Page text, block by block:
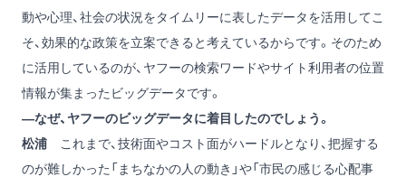
動や心理、社会の状況をタイムリーに表したデータを活用してこ
そ、効果的な政策を立案できると考えているからです。そのため
に活用しているのが、ヤフーの検索ワードやサイト利用者の位置
情報が集まったビッグデータです。
―なぜ、ヤフーのビッグデータに着目したのでしょう。
松浦 これまで、技術面やコスト面がハードルとなり、把握する
のが難しかった「まちなかの人の動き」や「市民の感じる心配事